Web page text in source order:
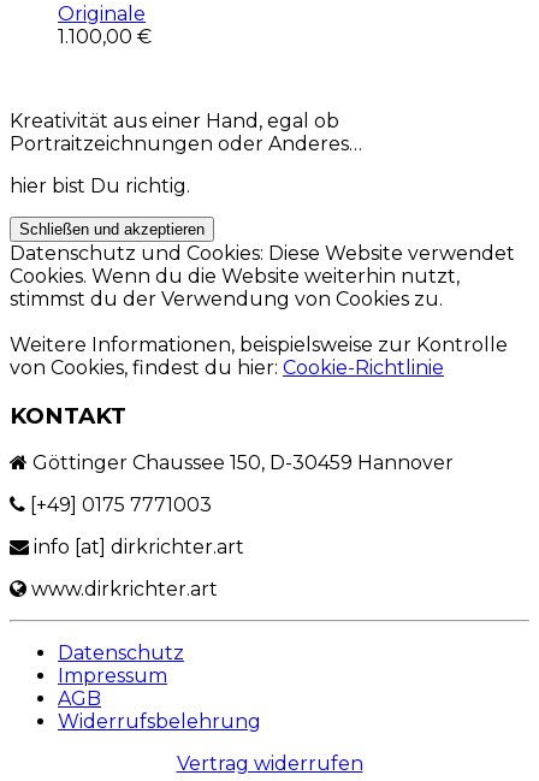
Originale
1.100,00 €
Kreativität aus einer Hand, egal ob
Portraitzeichnungen oder Anderes…
hier bist Du richtig.
Datenschutz und Cookies: Diese Website verwendet
Cookies. Wenn du die Website weiterhin nutzt,
stimmst du der Verwendung von Cookies zu.
Weitere Informationen, beispielsweise zur Kontrolle
von Cookies, findest du hier: Cookie-Richtlinie
KONTAKT
Göttinger Chaussee 150, D-30459 Hannover
[+49] 0175 7771003
info [at] dirkrichter.art
www.dirkrichter.art
Datenschutz
Impressum
AGB
Widerrufsbelehrung
Vertrag widerrufen